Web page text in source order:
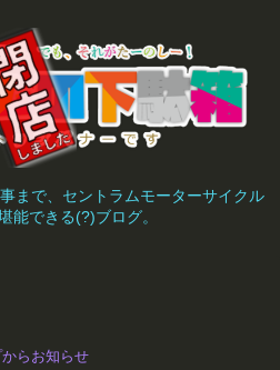
まで、セントラムモーターサイクル
能できる(?)ブログ。
らお知らせ